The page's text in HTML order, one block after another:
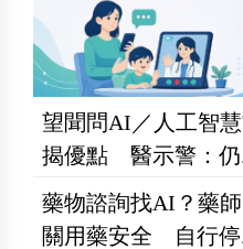
望聞問AI／人工智
揭優點 醫示警：仍
藥物諮詢找AI？藥
關用藥安全 自行停